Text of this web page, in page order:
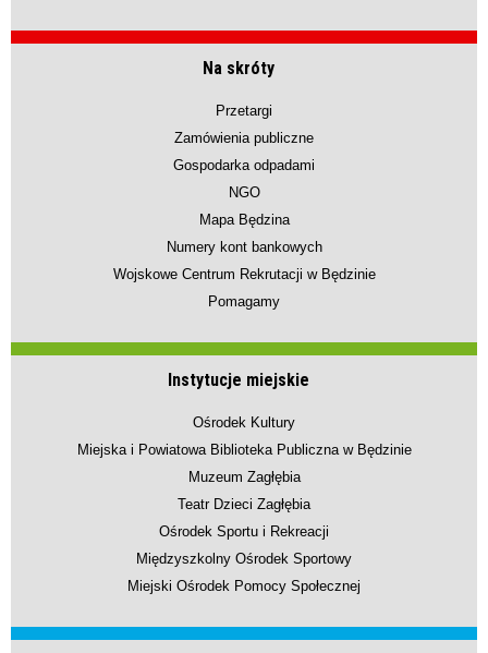
Na skróty
Przetargi
Zamówienia publiczne
Gospodarka odpadami
NGO
Mapa Będzina
Numery kont bankowych
Wojskowe Centrum Rekrutacji w Będzinie
Pomagamy
Instytucje miejskie
Ośrodek Kultury
Miejska i Powiatowa Biblioteka Publiczna w Będzinie
Muzeum Zagłębia
Teatr Dzieci Zagłębia
Ośrodek Sportu i Rekreacji
Międzyszkolny Ośrodek Sportowy
Miejski Ośrodek Pomocy Społecznej